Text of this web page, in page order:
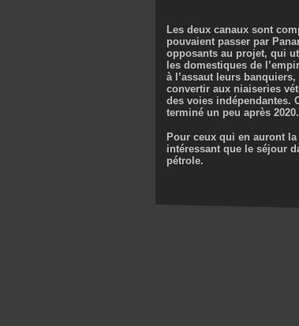
Les deux canaux sont
pouvaient passer par
opposants au projet, qui
les domestiques de
à l’assaut leurs
convertir aux niaiseries
des voies indépendantes.
terminé un peu après 2020.
Pour ceux qui en auront
intéressant que le séjour
pétrole.